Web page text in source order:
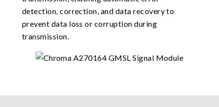
detection, correction, and data recovery to
prevent data loss or corruption during
transmission.